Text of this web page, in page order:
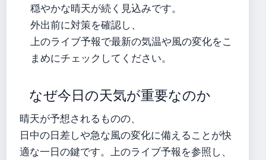
穏やかな晴天が続く見込みです。
外出前に対策を確認し、
上のライブ予報で最新の気温や風の変化をこ
まめにチェックしてください。
なぜ今日の天気が重要なのか
晴天が予想されるものの、
日中の日差しや急な風の変化に備えることが快
適な一日の鍵です。上のライブ予報を参照し、